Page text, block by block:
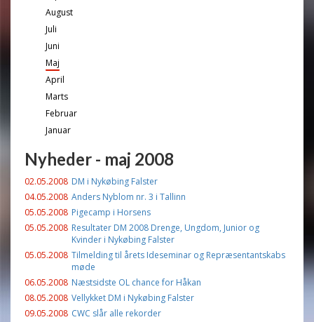
August
Juli
Juni
Maj
April
Marts
Februar
Januar
Nyheder - maj 2008
02.05.2008 DM i Nykøbing Falster
04.05.2008 Anders Nyblom nr. 3 i Tallinn
05.05.2008 Pigecamp i Horsens
05.05.2008 Resultater DM 2008 Drenge, Ungdom, Junior og
Kvinder i Nykøbing Falster
05.05.2008 Tilmelding til årets Ideseminar og Repræsentantskabs
møde
06.05.2008 Næstsidste OL chance for Håkan
08.05.2008 Vellykket DM i Nykøbing Falster
09.05.2008 CWC slår alle rekorder